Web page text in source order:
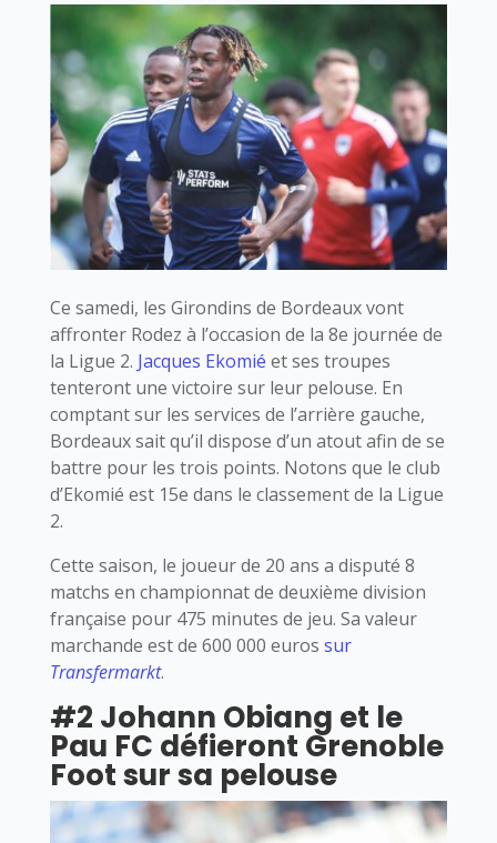
Ce samedi, les Girondins de Bordeaux vont
affronter Rodez à l’occasion de la 8e journée de
la Ligue 2. Jacques Ekomié et ses troupes
tenteront une victoire sur leur pelouse. En
comptant sur les services de l’arrière gauche,
Bordeaux sait qu’il dispose d’un atout afin de se
battre pour les trois points. Notons que le club
d’Ekomié est 15e dans le classement de la Ligue
2.
Cette saison, le joueur de 20 ans a disputé 8
matchs en championnat de deuxième division
française pour 475 minutes de jeu. Sa valeur
marchande est de 600 000 euros sur
Transfermarkt.
#2 Johann Obiang et le
Pau FC défieront Grenoble
Foot sur sa pelouse